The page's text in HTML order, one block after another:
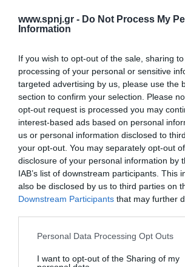
www.spnj.gr - Do Not Process My
Information
If you wish to opt-out of the sale, sharing
processing of your personal or sensitive
targeted advertising by us, please use the
section to confirm your selection. Please
opt-out request is processed you may
interest-based ads based on personal
us or personal information disclosed to
your opt-out. You may separately opt-out
disclosure of your personal information by
IAB’s list of downstream participants. This
also be disclosed by us to third parties on
Downstream Participants that may further
Personal Data Processing Opt Outs
I want to opt-out of the Sharing of my
ΠΟΙΟΤΗΤΑ ΖΩΗΣ ΑΣΘΕΝΩΝ ΜΕ ΜΟΝΙΜΟ
ΚΑΡΔΙΑΣ
Εισαγωγή: Κατά τις τελευταίες δεκαετίες, τα
μόνιμου βηματοδότη καρδιάς σημείωσαν
λόγω των βελτιώσεων στη διάγνωση των
και της προόδου στην τεχνολογία. Η
τη θεραπευτική αντιμετώπιση της
αρρυθμιών, συνέβαλε σημαντικά στη
ζωής των ασθενών. Σκοπός της παρούσας
Αρχική
Καλωσόρισμα
Συντακτική Επιτροπή